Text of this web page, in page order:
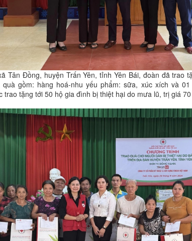
Tân Đồng, huyện Trấn Yên, tỉnh Yên Bái, đoàn đã trao
quà gồm: hàng hoá-nhu yếu phẩm: sữa, xúc xích và
trao tặng tới 50 hộ gia đình bị thiệt hại do mưa lũ, trị giá